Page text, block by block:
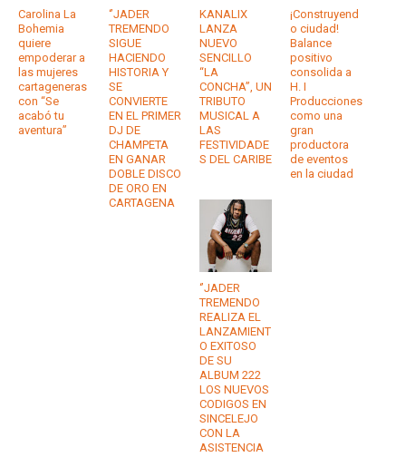
Carolina La
Bohemia
quiere
empoderar a
las mujeres
cartageneras
con “Se
acabó tu
aventura”
‘’JADER
TREMENDO
SIGUE
HACIENDO
HISTORIA Y
SE
CONVIERTE
EN EL PRIMER
DJ DE
CHAMPETA
EN GANAR
DOBLE DISCO
DE ORO EN
CARTAGENA
KANALIX
LANZA
NUEVO
SENCILLO
“LA
CONCHA”, UN
TRIBUTO
MUSICAL A
LAS
FESTIVIDADE
S DEL CARIBE
¡Construyend
o ciudad!
Balance
positivo
consolida a
H. I
Producciones
como una
gran
productora
de eventos
en la ciudad
‘’JADER
TREMENDO
REALIZA EL
LANZAMIENT
O EXITOSO
DE SU
ALBUM 222
LOS NUEVOS
CODIGOS EN
SINCELEJO
CON LA
ASISTENCIA